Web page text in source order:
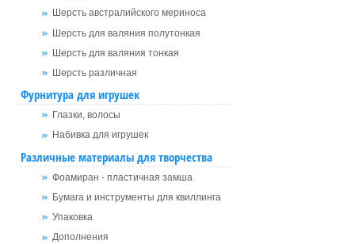
Шерсть австралийского мериноса
Шерсть для валяния полутонкая
Шерсть для валяния тонкая
Шерсть различная
Фурнитура для игрушек
Глазки, волосы
Набивка для игрушек
Различные материалы для творчества
Фоамиран - пластичная замша
Бумага и инструменты для квиллинга
Упаковка
Дополнения